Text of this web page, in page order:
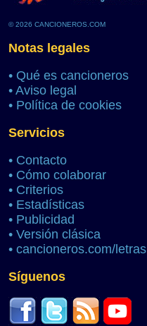
© 2026 CANCIONEROS.COM
Notas legales
• Qué es cancioneros
• Aviso legal
• Política de cookies
Servicios
• Contacto
• Cómo colaborar
• Criterios
• Estadísticas
• Publicidad
• Versión clásica
• cancioneros.com/letras
Síguenos